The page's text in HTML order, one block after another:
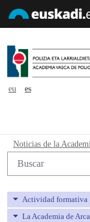
eu
es
Noticias de la
Búsqueda web
Actividad formativa
La Academia de